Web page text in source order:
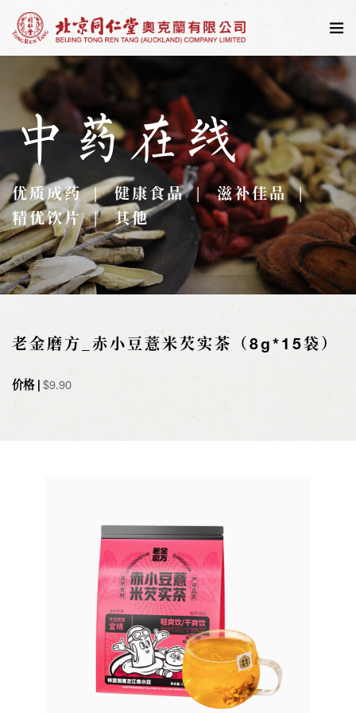
中药在线
优质成药 健康食品
滋补佳品
精优饮片
其他
老金磨方_赤小豆薏米芡实茶（8g*15袋）
价格 | $9.90